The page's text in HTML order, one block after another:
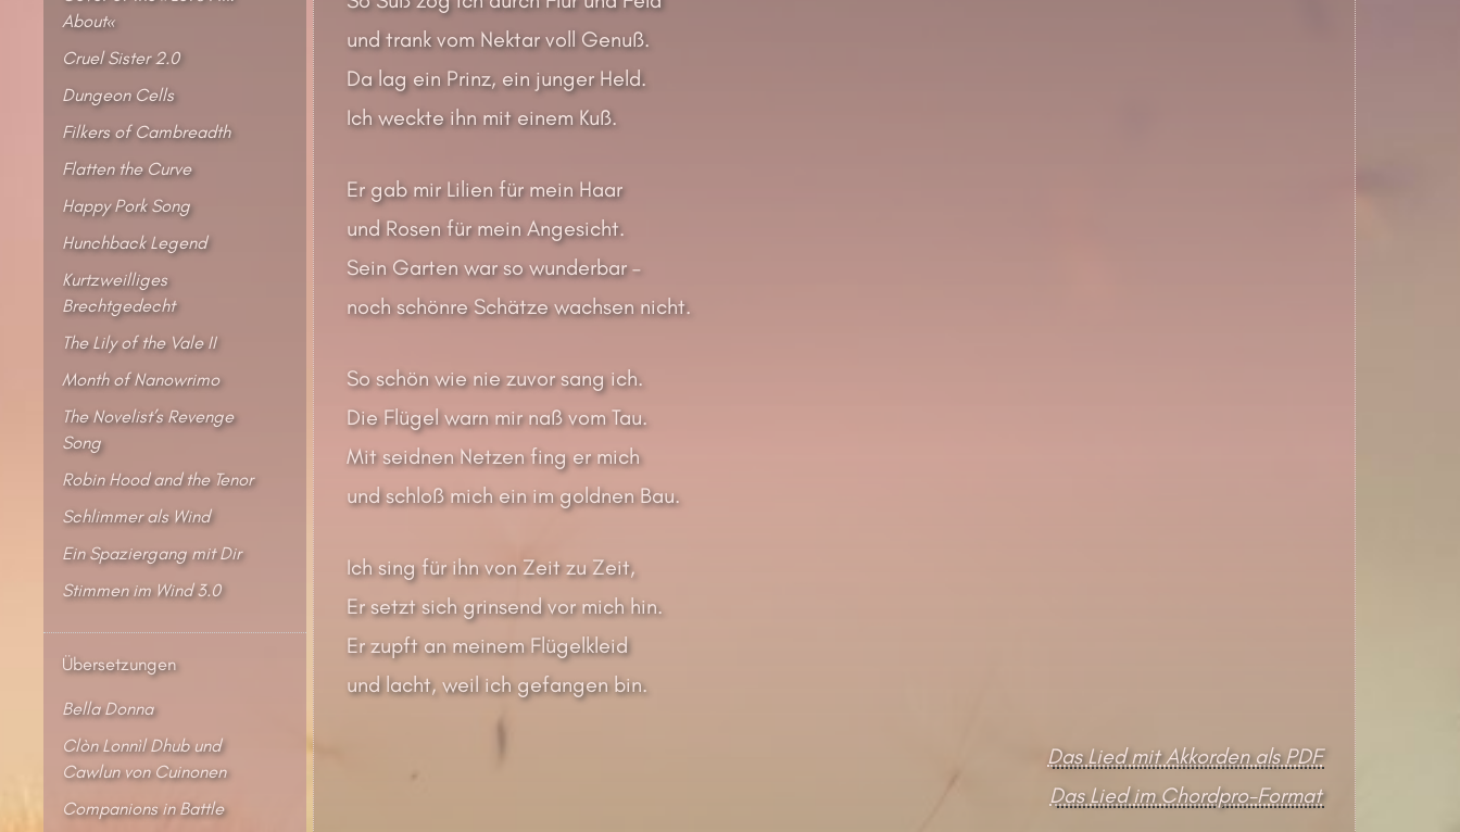
und trank vom Nektar voll Genuß.
Da lag ein Prinz, ein junger Held.
Ich weckte ihn mit einem Kuß.
Er gab mir Lilien für mein Haar
und Rosen für mein Angesicht.
Sein Garten war so wunderbar –
noch schönre Schätze wachsen nicht.
So schön wie nie zuvor sang ich.
Die Flügel warn mir naß vom Tau.
Mit seidnen Netzen fing er mich
und schloß mich ein im goldnen Bau.
Ich sing für ihn von Zeit zu Zeit,
Er setzt sich grinsend vor mich hin.
Er zupft an meinem Flügelkleid
und lacht, weil ich gefangen bin.
Das Lied mit Akkorden als PDF
Das Lied im Chordpro-Format
About«
Cruel Sister 2.0
Dungeon Cells
Filkers of Cambreadth
Flatten the Curve
Happy Pork Song
Hunchback Legend
Kurtzweilliges
Brechtgedecht
The Lily of the Vale II
Month of Nanowrimo
The Novelist’s Revenge
Song
Robin Hood and the Tenor
Schlimmer als Wind
Ein Spaziergang mit Dir
Stimmen im Wind 3.0
Übersetzungen
Bella Donna
Clòn Lonnìl Dhub und
Cawlun von Cuinonen
Companions in Battle